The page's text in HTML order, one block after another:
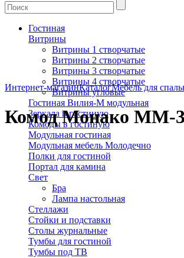
Гостиная
Витрины
Витрины 1 створчатые
Витрины 2 створчатые
Витрины 3 створчатые
Витрины 4 створчатые
Витрины угловые
Гостиная Вилия-М модульная
Зеркала в гостиную
Комоды в гостиную
Модульная гостиная
Модульная мебель Молодечно
Полки для гостиной
Портал для камина
Свет
Бра
Лампа настольная
Стеллажи
Стойки и подставки
Столы журнальные
Тумбы для гостиной
Тумбы под ТВ
Интернет-магазинКаталогМебель для
Комод Монако ММ-